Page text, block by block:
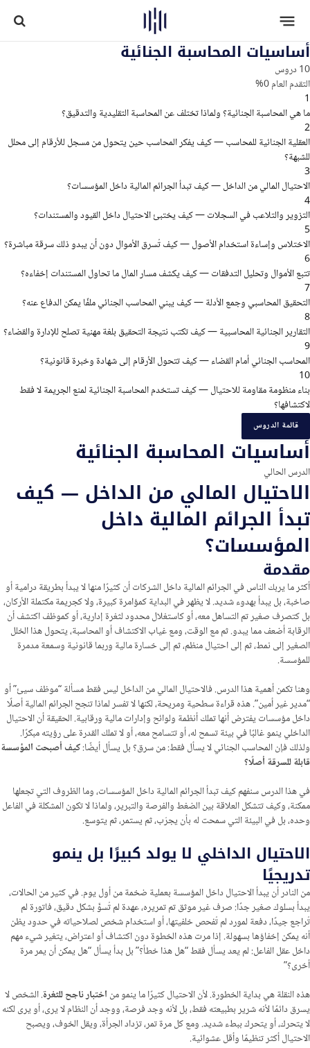
أساسيات المحاسبة الجنائية
10 دروس
التقدم العام0%
1
ما هي المحاسبة الجنائية؟ ولماذا تختلف عن المحاسبة التقليدية والتدقيق؟
2
العقلية الجنائية للمحاسب — كيف يفكر المحاسب حين يتحول من مسجل للأرقام إلى محلل
للشبهة؟
3
الاحتيال المالي من الداخل — كيف تبدأ الجرائم المالية داخل المؤسسات؟
4
التزوير والتلاعب في السجلات — كيف يختبئ الاحتيال داخل القيود والمستندات؟
5
الاختلاس وإساءة استخدام الأصول — كيف تُسرق الأموال دون أن يبدو ذلك سرقة مباشرة؟
6
تتبع الأموال وتحليل التدفقات — كيف يكشف مسار المال ما تحاول المستندات إخفاءه؟
7
التحقيق المحاسبي وجمع الأدلة — كيف يبني المحاسب الجنائي ملفًا يمكن الدفاع عنه؟
8
التقارير الجنائية المحاسبية — كيف تكتب نتيجة التحقيق بلغة مهنية تصلح للإدارة والقضاء؟
9
المحاسب الجنائي أمام القضاء — كيف تتحول الأرقام إلى شهادة وخبرة قانونية؟
10
بناء منظومة مقاومة للاحتيال — كيف تستخدم المحاسبة الجنائية لمنع الجريمة لا فقط
لاكتشافها؟
قائمة الدروس
أساسيات المحاسبة الجنائية
الدرس الحالي
الاحتيال المالي من الداخل — كيف
تبدأ الجرائم المالية داخل
المؤسسات؟
مقدمة
أكثر ما يربك الناس في الجرائم المالية داخل الشركات أن كثيرًا منها لا يبدأ بطريقة درامية أو
صاخبة، بل يبدأ بهدوء شديد. لا يظهر في البداية كمؤامرة كبيرة، ولا كجريمة مكتملة الأركان،
بل كتصرف صغير تم التساهل معه، أو كاستغلال محدود لثغرة إدارية، أو كموظف اكتشف أن
الرقابة أضعف مما يبدو. ثم مع الوقت، ومع غياب الاكتشاف أو المحاسبة، يتحول هذا الخلل
الصغير إلى نمط، ثم إلى احتيال منظم، ثم إلى خسارة مالية وربما قانونية وسمعة مدمرة
للمؤسسة.
وهنا تكمن أهمية هذا الدرس. فالاحتيال المالي من الداخل ليس فقط مسألة “موظف سيئ” أو
“مدير غير أمين”. هذه قراءة سطحية ومريحة، لكنها لا تفسر لماذا تنجح الجرائم المالية أصلًا
داخل مؤسسات يفترض أنها تملك أنظمة ولوائح وإدارات مالية ورقابية. الحقيقة أن الاحتيال
الداخلي ينمو غالبًا في بيئة تسمح له، أو تتسامح معه، أو لا تملك القدرة على رؤيته مبكرًا.
ولذلك فإن المحاسب الجنائي لا يسأل فقط: من سرق؟ بل يسأل أيضًا:كيف أصبحت المؤسسة
قابلة للسرقة أصلًا؟
في هذا الدرس سنفهم كيف تبدأ الجرائم المالية داخل المؤسسات، وما الظروف التي تجعلها
ممكنة، وكيف تتشكل العلاقة بين الضغط والفرصة والتبرير، ولماذا لا تكون المشكلة في الفاعل
وحده، بل في البيئة التي سمحت له بأن يجرّب، ثم يستمر، ثم يتوسع.
الاحتيال الداخلي لا يولد كبيرًا بل ينمو
تدريجيًا
من النادر أن يبدأ الاحتيال داخل المؤسسة بعملية ضخمة من أول يوم. في كثير من الحالات،
يبدأ بسلوك صغير جدًا: صرف غير موثق تم تمريره، عهدة لم تُسوَّ بشكل دقيق، فاتورة لم
تُراجع جيدًا، دفعة لمورد لم تُفحص خلفيتها، أو استخدام شخص لصلاحياته في حدود يظن
أنه يمكن إخفاؤها بسهولة. إذا مرت هذه الخطوة دون اكتشاف أو اعتراض، يتغير شيء مهم
داخل عقل الفاعل: لم يعد يسأل فقط “هل هذا خطأ؟” بل بدأ يسأل “هل يمكن أن يمر مرة
أخرى؟”
هذه النقلة هي بداية الخطورة. لأن الاحتيال كثيرًا ما ينمو من اختبار ناجح للثغرة. الشخص لا
يسرق دائمًا لأنه شرير بطبيعته فقط، بل لأنه وجد فرصة، ووجد أن النظام لا يرى، أو يرى لكنه
لا يتحرك، أو يتحرك ببطء شديد. ومع كل مرة تمر، تزداد الجرأة، ويقل الخوف، ويصبح
الاحتيال أكثر تنظيمًا وأقل عشوائية.